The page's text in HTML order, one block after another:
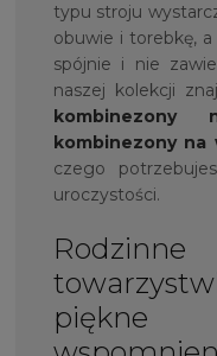
typu stroju
obuwie i torebkę, a
spójnie i nie
naszej kolekcji
kombinezony
kombinezony na
czego
uroczystości.